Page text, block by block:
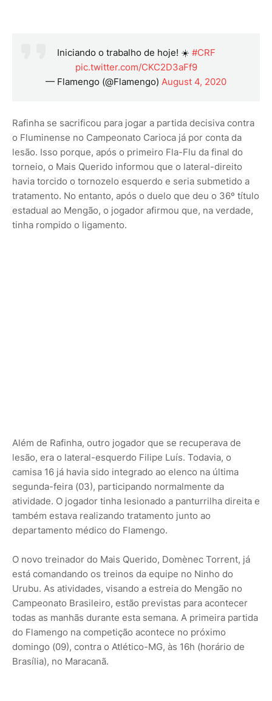
Iniciando o trabalho de hoje! ☀️ #CRF
pic.twitter.com/CKC2D3aFf9
— Flamengo (@Flamengo) August 4, 2020
Rafinha se sacrificou para jogar a partida decisiva contra
o Fluminense no Campeonato Carioca já por conta da
lesão. Isso porque, após o primeiro Fla-Flu da final do
torneio, o Mais Querido informou que o lateral-direito
havia torcido o tornozelo esquerdo e seria submetido a
tratamento. No entanto, após o duelo que deu o 36º título
estadual ao Mengão, o jogador afirmou que, na verdade,
tinha rompido o ligamento.
Além de Rafinha, outro jogador que se recuperava de
lesão, era o lateral-esquerdo Filipe Luís. Todavia, o
camisa 16 já havia sido integrado ao elenco na última
segunda-feira (03), participando normalmente da
atividade. O jogador tinha lesionado a panturrilha direita e
também estava realizando tratamento junto ao
departamento médico do Flamengo.
O novo treinador do Mais Querido, Domènec Torrent, já
está comandando os treinos da equipe no Ninho do
Urubu. As atividades, visando a estreia do Mengão no
Campeonato Brasileiro, estão previstas para acontecer
todas as manhãs durante esta semana. A primeira partida
do Flamengo na competição acontece no próximo
domingo (09), contra o Atlético-MG, às 16h (horário de
Brasília), no Maracanã.